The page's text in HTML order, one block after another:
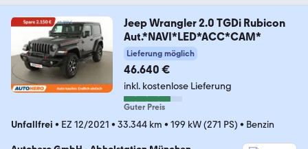
Jeep Wrangler 2.0 TGDi Rubicon
Aut.*NAVI*LED*ACC*CAM*
Lieferung möglich
46.640 €
inkl. kostenlose Lieferung
Guter Preis
Unfallfrei • EZ 12/2021 • 33.344 km • 199 kW (271 PS) • Benzin